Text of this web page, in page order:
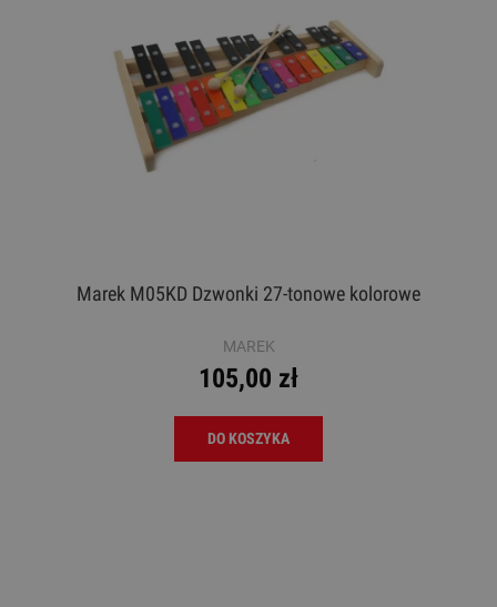
Marek M05KD Dzwonki 27-tonowe kolorowe
MAREK
105,00 zł
DO KOSZYKA